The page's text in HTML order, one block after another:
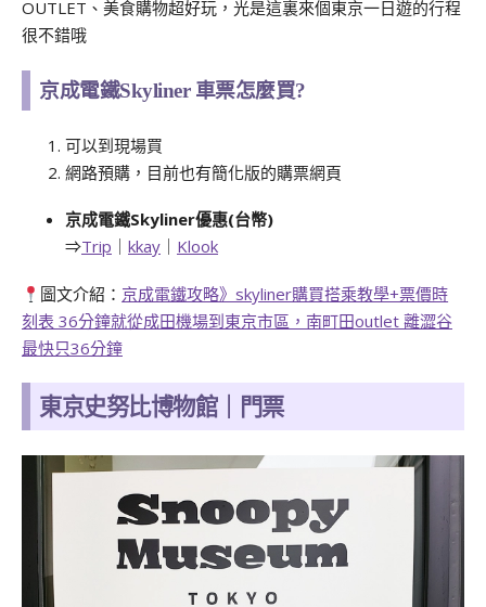
OUTLET、美食購物超好玩，光是這裏來個東京一日遊的行程
很不錯哦
京成電鐵Skyliner 車票怎麼買?
可以到現場買
網路預購，目前也有簡化版的購票網頁
京成電鐵Skyliner優惠(台幣)
⇒Trip kkay Klook
圖文介紹： 京成電鐵攻略》skyliner購買搭乘教學+票價時
刻表 36分鐘就從成田機場到東京市區，南町田outlet 離澀谷
最快只36分鐘
東京史努比博物館｜門票